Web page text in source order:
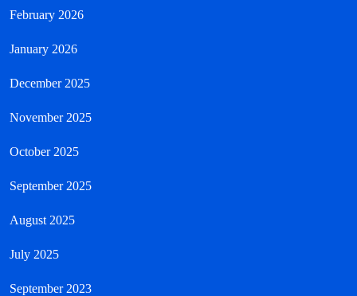
February 2026
January 2026
December 2025
November 2025
October 2025
September 2025
August 2025
July 2025
September 2023